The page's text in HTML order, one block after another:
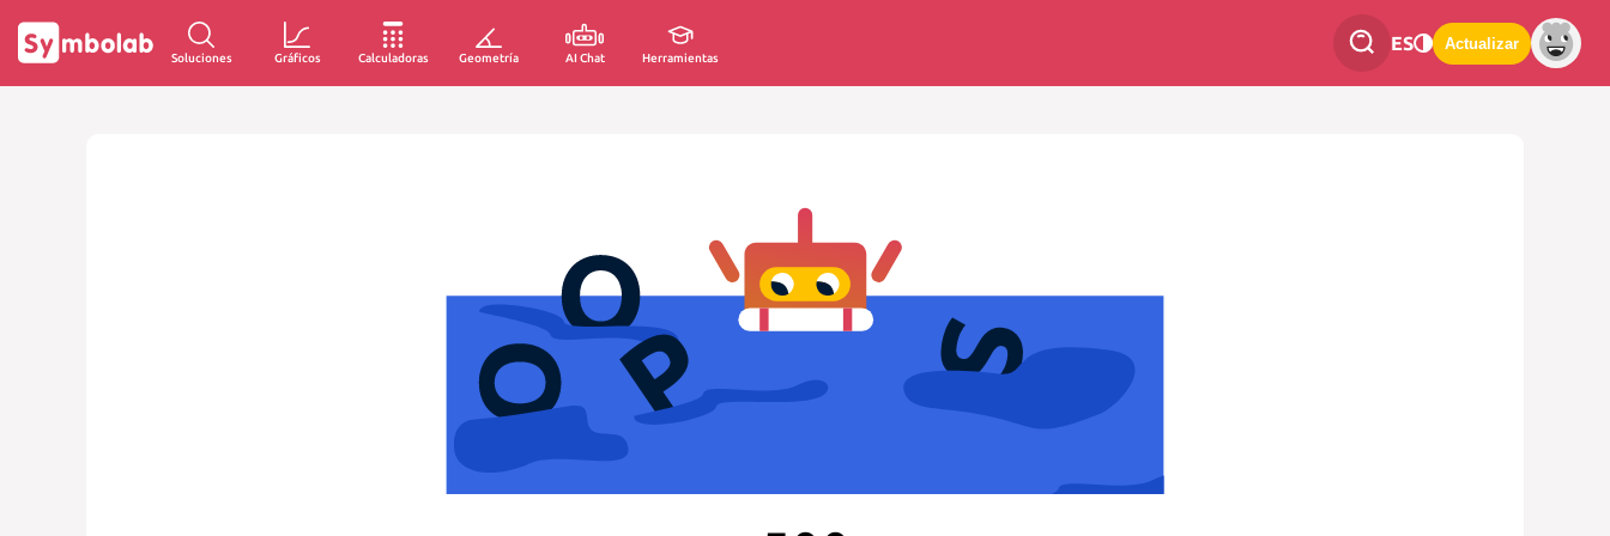
Soluciones Gráficos Calculadoras Geometría AI Chat Herramientas
ES Actualizar